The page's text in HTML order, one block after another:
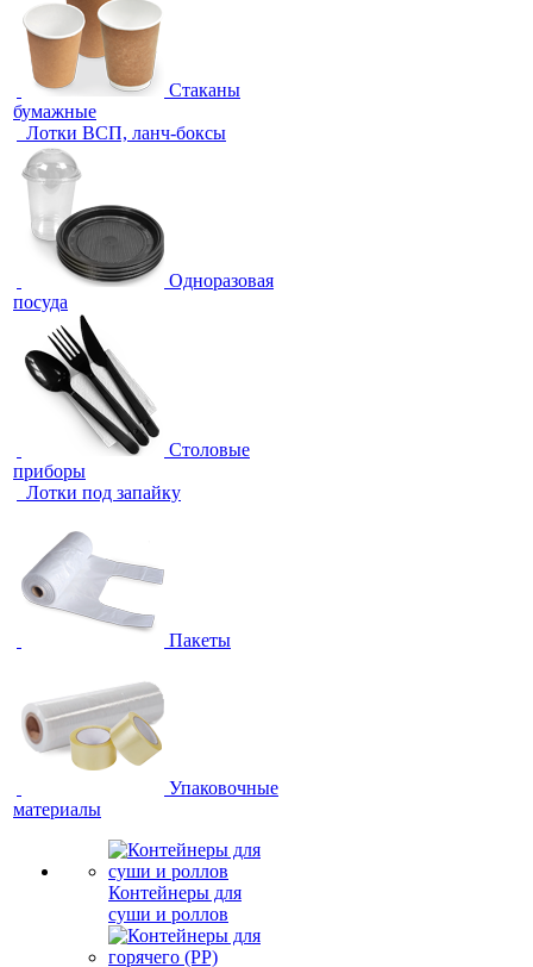
Стаканы
бумажные
Лотки ВСП, ланч-боксы
Одноразовая
посуда
Столовые
приборы
Лотки под запайку
Пакеты
Упаковочные
материалы
Контейнеры для
суши и роллов